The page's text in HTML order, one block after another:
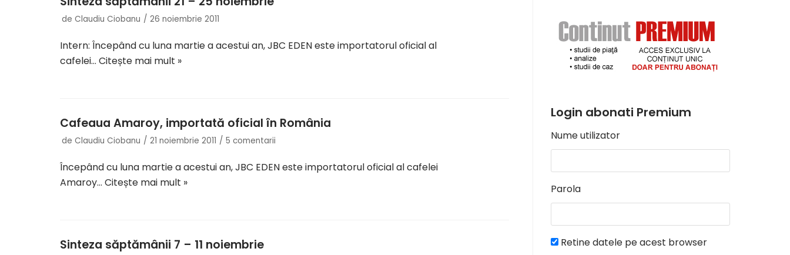
de Claudiu Ciobanu 26 noiembrie 2011
Intern: Începând cu luna martie a acestui an, JBC EDEN este importatorul oficial al
cafelei… Citește mai mult »
Cafeaua Amaroy, importată oficial în România
de Claudiu Ciobanu 21 noiembrie 2011 5 comentarii
Începând cu luna martie a acestui an, JBC EDEN este importatorul oficial al cafelei
Amaroy… Citește mai mult »
Sinteza săptămânii 7 – 11 noiembrie
Login abonati Premium
Nume utilizator
Parola
Retine datele pe acest browser